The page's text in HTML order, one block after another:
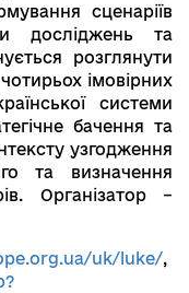
сценаріїв
досліджень та
розглянути
імовірних
системи
бачення та
узгодження
та визначення
Організатор –
uk/luke/,